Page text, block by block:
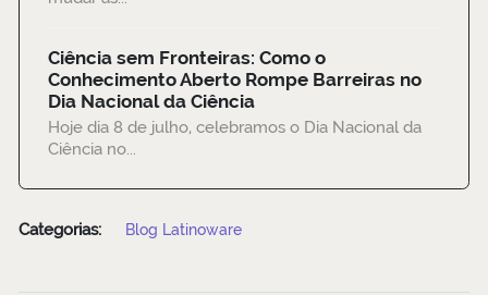
Ciência sem Fronteiras: Como o
Conhecimento Aberto Rompe Barreiras no
Dia Nacional da Ciência
Hoje dia 8 de julho, celebramos o Dia Nacional da
Ciência no...
Categorias: Blog Latinoware